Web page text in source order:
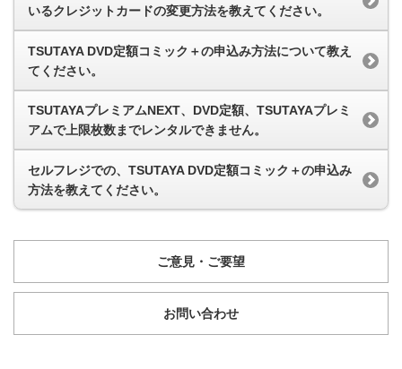
いるクレジットカードの変更方法を教えてください。
TSUTAYA DVD定額コミック＋の申込み方法について教え
てください。
TSUTAYAプレミアムNEXT、DVD定額、TSUTAYAプレミ
アムで上限枚数までレンタルできません。
セルフレジでの、TSUTAYA DVD定額コミック＋の申込み
方法を教えてください。
ご意見・ご要望
お問い合わせ